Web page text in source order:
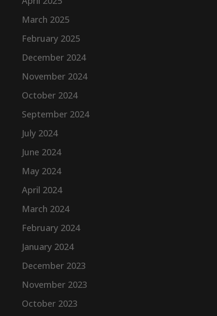
March 2025
February 2025
December 2024
November 2024
October 2024
September 2024
July 2024
June 2024
May 2024
April 2024
March 2024
February 2024
January 2024
December 2023
November 2023
October 2023